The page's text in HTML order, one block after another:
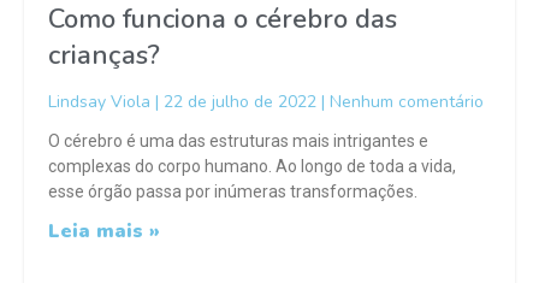
Como funciona o cérebro das
crianças?
Lindsay Viola 22 de julho de 2022 Nenhum comentário
O cérebro é uma das estruturas mais intrigantes e
complexas do corpo humano. Ao longo de toda a vida,
esse órgão passa por inúmeras transformações.
Leia mais »